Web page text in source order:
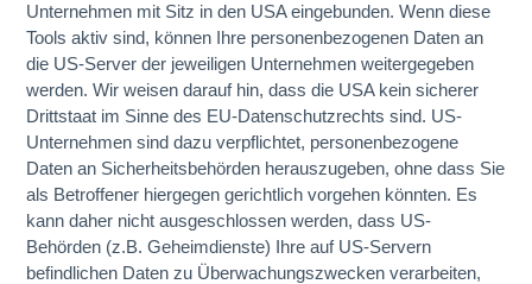
Unternehmen mit Sitz in den USA eingebunden. Wenn diese
Tools aktiv sind, können Ihre personenbezogenen Daten an
die US-Server der jeweiligen Unternehmen weitergegeben
werden. Wir weisen darauf hin, dass die USA kein sicherer
Drittstaat im Sinne des EU-Datenschutzrechts sind. US-
Unternehmen sind dazu verpflichtet, personenbezogene
Daten an Sicherheitsbehörden herauszugeben, ohne dass Sie
als Betroffener hiergegen gerichtlich vorgehen könnten. Es
kann daher nicht ausgeschlossen werden, dass US-
Behörden (z.B. Geheimdienste) Ihre auf US-Servern
befindlichen Daten zu Überwachungszwecken verarbeiten,